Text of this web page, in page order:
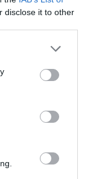
disclose it to other
or more Google
You may click to
party tags to
in below Google